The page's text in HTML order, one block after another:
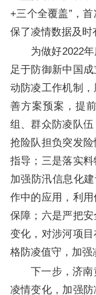
+三个全覆盖”，
保了凌情数据及时
为做好2022
足于防御新中国
动防凌工作机制
善方案预案，提
组、群众防凌队
抢险队担负突发
指导；三是落实料
加强防汛信息化
作中的应用，利
保障；六是严把
变化，对涉河项
格防凌值守，加强
下一步，济南
凌情变化，加强